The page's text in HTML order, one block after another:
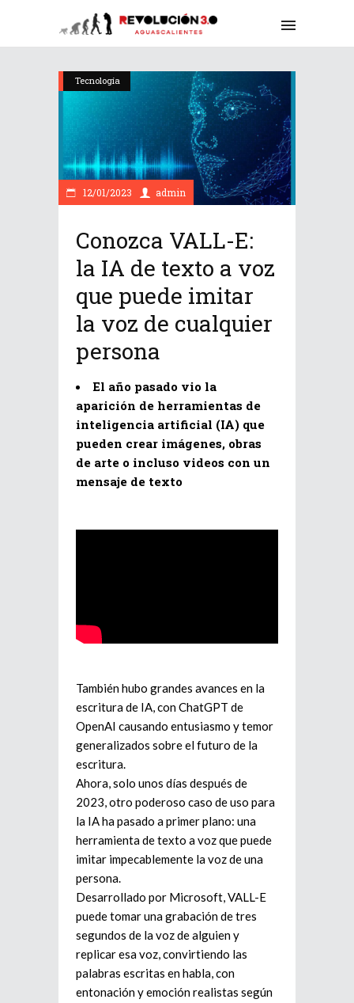
Tecnología
12/01/2023 admin
Conozca VALL-E:
la IA de texto a voz
que puede imitar
la voz de cualquier
persona
El año pasado vio la
aparición de herramientas de
inteligencia artificial (IA) que
pueden crear imágenes, obras
de arte o incluso videos con un
mensaje de texto
También hubo grandes avances en la
escritura de IA, con ChatGPT de
OpenAI causando entusiasmo y temor
generalizados sobre el futuro de la
escritura.
Ahora, solo unos días después de
2023, otro poderoso caso de uso para
la IA ha pasado a primer plano: una
herramienta de texto a voz que puede
imitar impecablemente la voz de una
persona.
Desarrollado por Microsoft, VALL-E
puede tomar una grabación de tres
segundos de la voz de alguien y
replicar esa voz, convirtiendo las
palabras escritas en habla, con
entonación y emoción realistas según